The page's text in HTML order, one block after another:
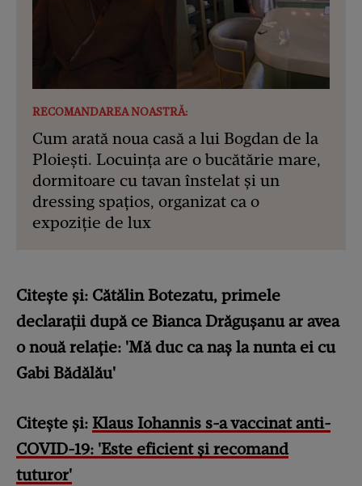
RECOMANDAREA NOASTRĂ:
Cum arată noua casă a lui Bogdan de la
Ploiești. Locuința are o bucătărie mare,
dormitoare cu tavan înstelat și un
dressing spațios, organizat ca o
expoziție de lux
Citește și: Cătălin Botezatu, primele
declarații după ce Bianca Drăgușanu ar avea
o nouă relație: 'Mă duc ca naș la nunta ei cu
Gabi Bădălău'
Citește și: Klaus Iohannis s-a vaccinat anti-
COVID-19: 'Este eficient și recomand
tuturor'